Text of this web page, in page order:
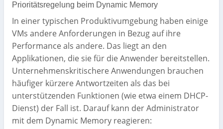
Prioritätsregelung beim Dynamic Memory
In einer typischen Produktivumgebung haben einige
VMs andere Anforderungen in Bezug auf ihre
Performance als andere. Das liegt an den
Applikationen, die sie für die Anwender bereitstellen.
Unternehmenskritischere Anwendungen brauchen
häufiger kürzere Antwortzeiten als das bei
unterstützenden Funktionen (wie etwa einem DHCP-
Dienst) der Fall ist. Darauf kann der Administrator
mit dem Dynamic Memory reagieren: